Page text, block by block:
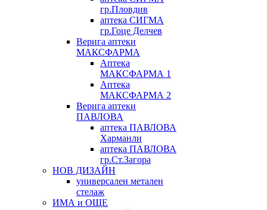
гр.Пловдив
аптека СИГМА
гр.Гоце Делчев
Верига аптеки
МАКСФАРМА
Аптека
МАКСФАРМА 1
Аптека
МАКСФАРМА 2
Верига аптеки
ПАВЛОВА
аптека ПАВЛОВА
Харманли
аптека ПАВЛОВА
гр.Ст.Загора
НОВ ДИЗАЙН
универсален метален
стелаж
ИМА и ОЩЕ